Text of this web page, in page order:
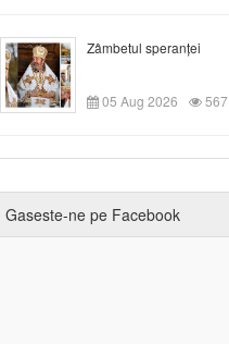
Zâmbetul speranței
05 Aug 2026 567
Gaseste-ne pe Facebook